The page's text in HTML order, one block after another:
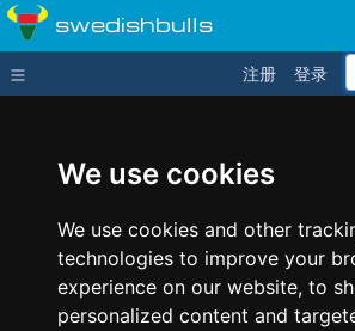
We use cookies
We use cookies and other
technologies to improve your
experience on our website, to
personalized content and
swedishbulls
注册 登录